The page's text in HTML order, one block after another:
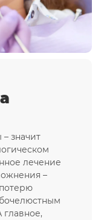
значит
лечение
–
главное,